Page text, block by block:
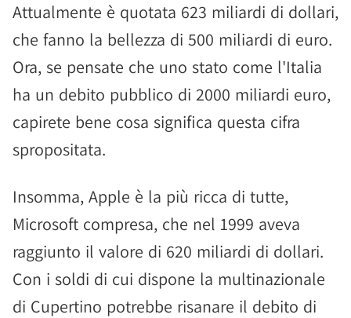
Attualmente è quotata 623 miliardi di dollari,
che fanno la bellezza di 500 miliardi di euro.
Ora, se pensate che uno stato come l'Italia
ha un debito pubblico di 2000 miliardi euro,
capirete bene cosa significa questa cifra
spropositata.
Insomma, Apple è la più ricca di tutte,
Microsoft compresa, che nel 1999 aveva
raggiunto il valore di 620 miliardi di dollari.
Con i soldi di cui dispone la multinazionale
di Cupertino potrebbe risanare il debito di